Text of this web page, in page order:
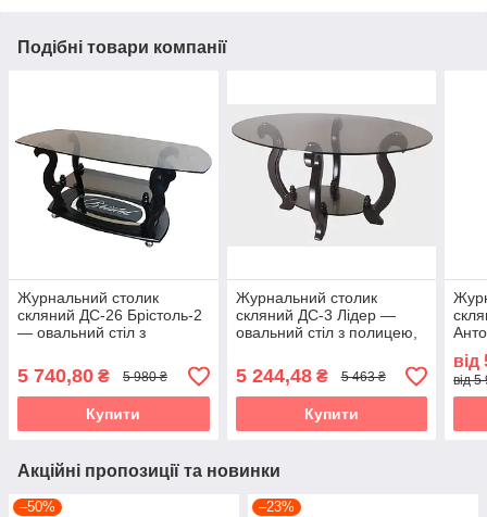
Подібні товари компанії
Журнальний столик
скляний ДС-26 Брістоль-2
— овальний стіл з
тоноване скло, колір венге
5 740,80 ₴ 5 980 ₴
Купити
Журнальний столик
скляний ДС-3 Лідер —
овальний стіл з полицею,
5 244,48₴ 5 463 ₴
Купити
від
від
Акційні пропозиції та новинки
–50% –23%